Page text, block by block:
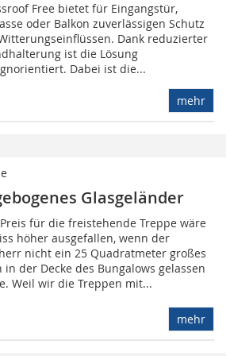
Free bietet für Eingangstür,
oder Balkon zuverlässigen Schutz
Dank reduzierter
ist die Lösung
Dabei ist die...
mehr
Glasgeländer
für die freistehende Treppe wäre
höher ausgefallen, wenn der
nicht ein 25 Quadratmeter großes
in der Decke des Bungalows gelassen
Weil wir die Treppen mit...
mehr